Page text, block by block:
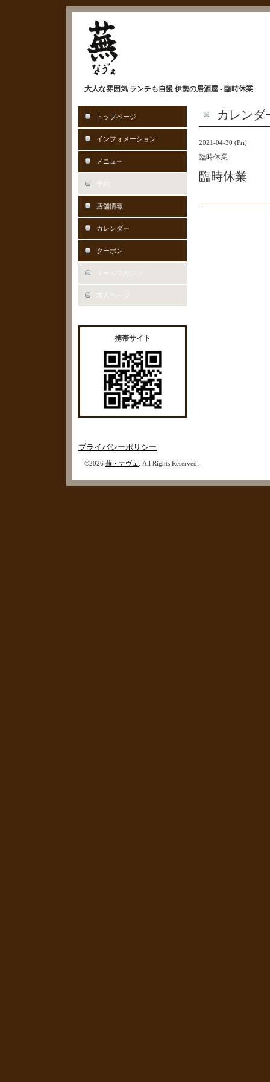
大人な雰囲気 ランチも自慢 伊勢の居酒屋 - 臨時休業
カレンダ
2021-04-30 (Fri)
臨時休業
臨時休業
トップページ
インフォメーション
メニュー
予約
店舗情報
カレンダー
クーポン
メールマガジン
求人ページ
携帯サイト
プライバシーポリシー
©2026 蕪・ナヴェ . All Rights Reserved.